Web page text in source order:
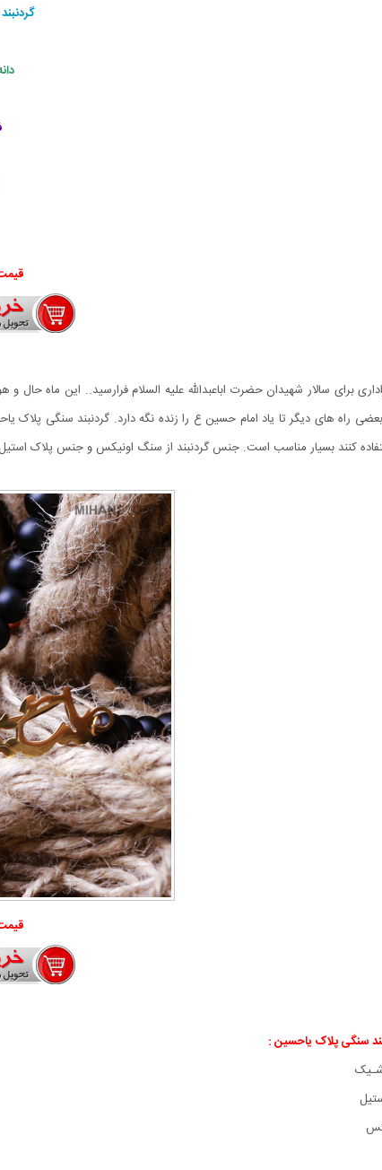
برای سالار شهیدان حضرت اباعبدالله علیه السلام فرارسید.. این ماه
راه های دیگر تا یاد امام حسین ع را زنده نگه دارد. گردنبند سنگی پلاک
کنند بسیار مناسب است. جنس گردنبند از سنگ اونیکس و جنس پلاک
سنگی پلاک یاحسین :